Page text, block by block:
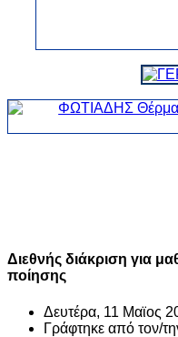
Διεθνής διάκριση για
ποίησης
Δευτέρα, 11 Μαϊος
Γράφτηκε από τον/